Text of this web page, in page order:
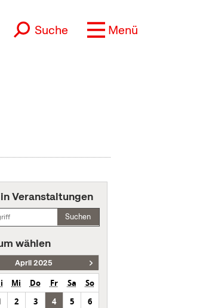
Suche Menü
Veranstaltungen
Suchen
wählen
April 2025
Mi Do Fr Sa
So
2 3 4 5
6